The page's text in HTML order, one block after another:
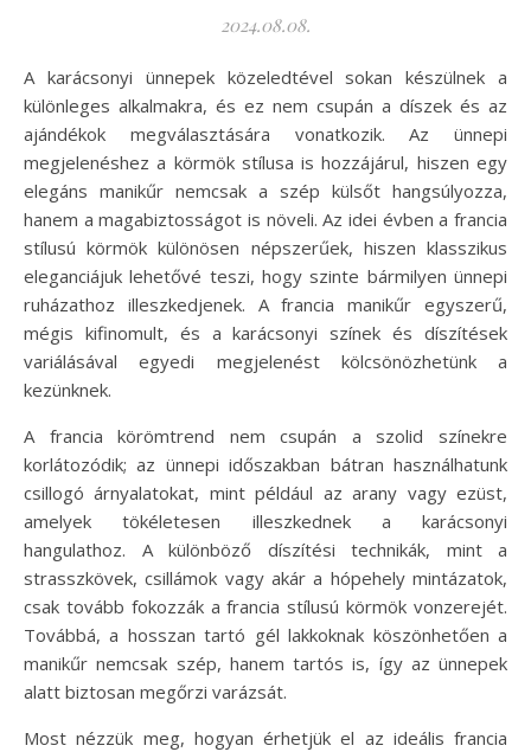
2024.08.08.
A karácsonyi ünnepek közeledtével sokan készülnek a
különleges alkalmakra, és ez nem csupán a díszek és az
ajándékok megválasztására vonatkozik. Az ünnepi
megjelenéshez a körmök stílusa is hozzájárul, hiszen egy
elegáns manikűr nemcsak a szép külsőt hangsúlyozza,
hanem a magabiztosságot is növeli. Az idei évben a francia
stílusú körmök különösen népszerűek, hiszen klasszikus
eleganciájuk lehetővé teszi, hogy szinte bármilyen ünnepi
ruházathoz illeszkedjenek. A francia manikűr egyszerű,
mégis kifinomult, és a karácsonyi színek és díszítések
variálásával egyedi megjelenést kölcsönözhetünk a
kezünknek.
A francia körömtrend nem csupán a szolid színekre
korlátozódik; az ünnepi időszakban bátran használhatunk
csillogó árnyalatokat, mint például az arany vagy ezüst,
amelyek tökéletesen illeszkednek a karácsonyi
hangulathoz. A különböző díszítési technikák, mint a
strasszkövek, csillámok vagy akár a hópehely mintázatok,
csak tovább fokozzák a francia stílusú körmök vonzerejét.
Továbbá, a hosszan tartó gél lakkoknak köszönhetően a
manikűr nemcsak szép, hanem tartós is, így az ünnepek
alatt biztosan megőrzi varázsát.
Most nézzük meg, hogyan érhetjük el az ideális francia